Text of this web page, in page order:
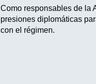
Como responsables de la
presiones diplomáticas
con el régimen.